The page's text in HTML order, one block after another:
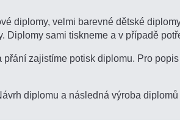
diplomy, velmi barevné dětské
sami tiskneme a v případě
zajistíme potisk diplomu. Pro
diplomu a následná výroba